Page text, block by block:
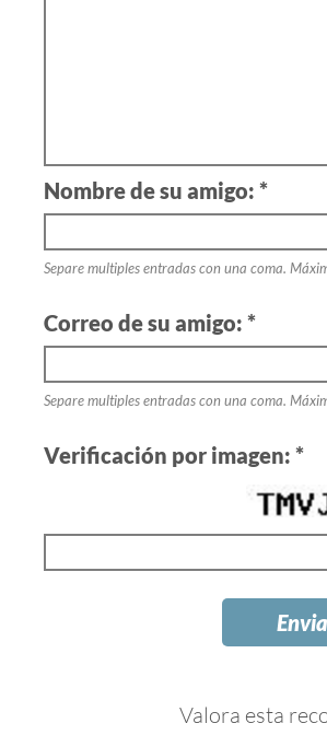
Nombre de su amigo: *
Separe multiples entradas con una coma.
Correo de su amigo: *
Separe multiples entradas con una coma.
Verificación por imagen: *
Valora esta